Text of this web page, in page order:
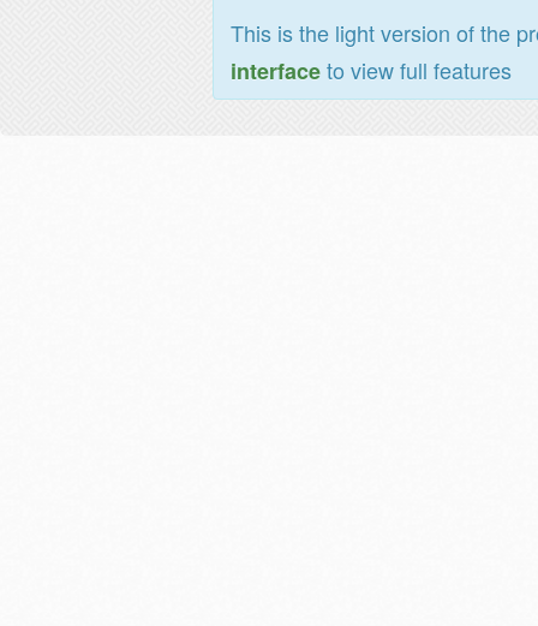
This is the light version of the
interfaceto view full features